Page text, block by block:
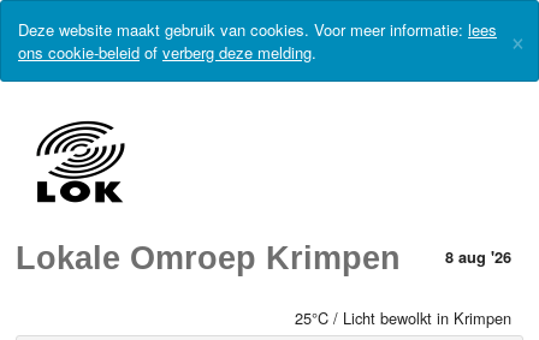
Deze website maakt gebruik van cookies. Voor meer informatie: lees
ons cookie-beleid of verberg deze melding. ×
Lokale Omroep Krimpen 8 aug '26
25°C / Licht bewolkt in Krimpen